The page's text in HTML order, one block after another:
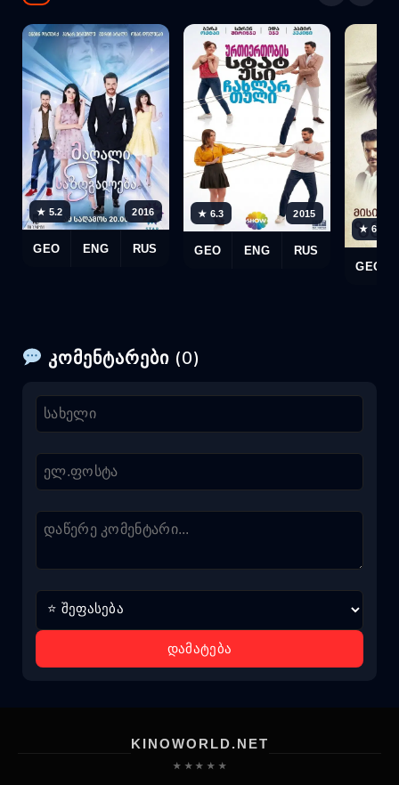
★ 5.2 2016
GEO ENG RUS
★ 6.3 2015
GEO ENG RUS
★ 6.5
GEO
კომენტარები (0)
დამატება
KINOWORLD.NET
★ ★ ★ ★ ★